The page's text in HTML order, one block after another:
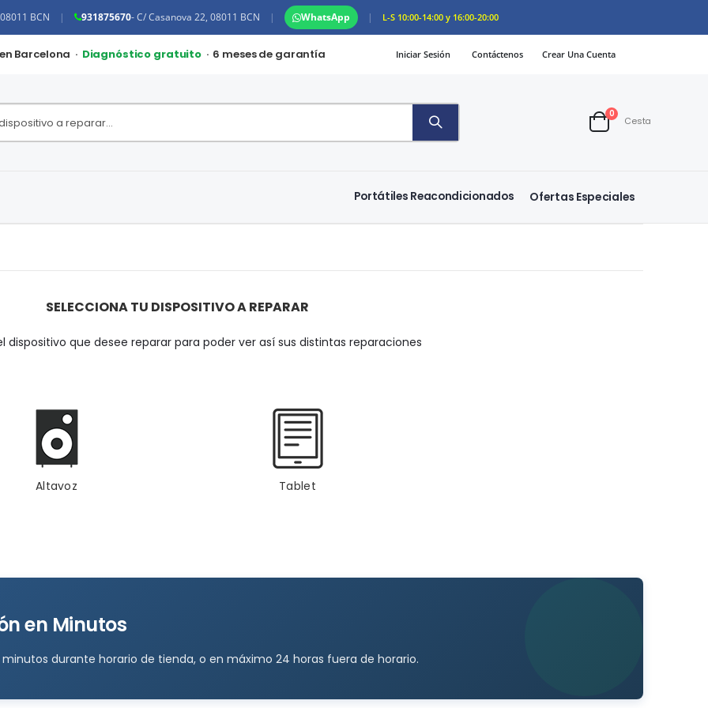
BCN | 931875670- C/ Casanova 22, 08011 BCN | WhatsApp | L-S 10:00-14:00 y 16:00-20:00
Barcelona · Diagnóstico gratuito · 6 meses de garantía Iniciar Sesión Contáctenos Crear Una Cuenta
Cart
0artículos
Cesta
Portátiles Reacondicionados Ofertas Especiales
SELECCIONA TU DISPOSITIVO A REPARAR
dispositivo que desee reparar para poder ver así sus distintas reparaciones
Altavoz Tablet
en Minutos
durante horario de tienda, o en máximo 24 horas fuera de horario.